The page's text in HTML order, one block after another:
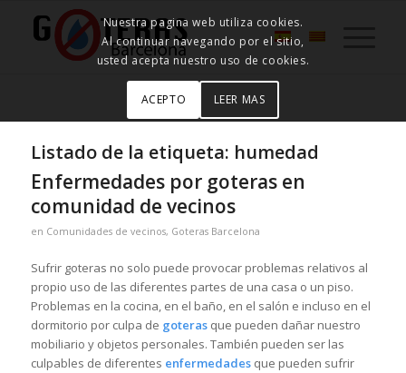
Listado de la etiqueta: humedad
Enfermedades por goteras en
comunidad de vecinos
en Comunidades de vecinos, Goteras Barcelona
Sufrir goteras no solo puede provocar problemas relativos al
propio uso de las diferentes partes de una casa o un piso.
Problemas en la cocina, en el baño, en el salón e incluso en el
dormitorio por culpa de goterasque pueden dañar nuestro
mobiliario y objetos personales. También pueden ser las
culpables de diferentes enfermedadesque pueden sufrir
Nuestra pagina web utiliza cookies.
Al continuar navegando por el sitio,
usted acepta nuestro uso de cookies.
ACEPTO LEER MAS